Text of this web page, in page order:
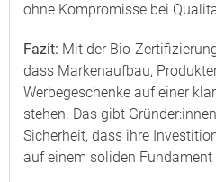
ohne Kompromisse bei
Fazit: Mit der Bio-
dass Markenaufbau,
Werbegeschenke auf einer
stehen. Das gibt
Sicherheit, dass ihre
auf einem soliden Fundament